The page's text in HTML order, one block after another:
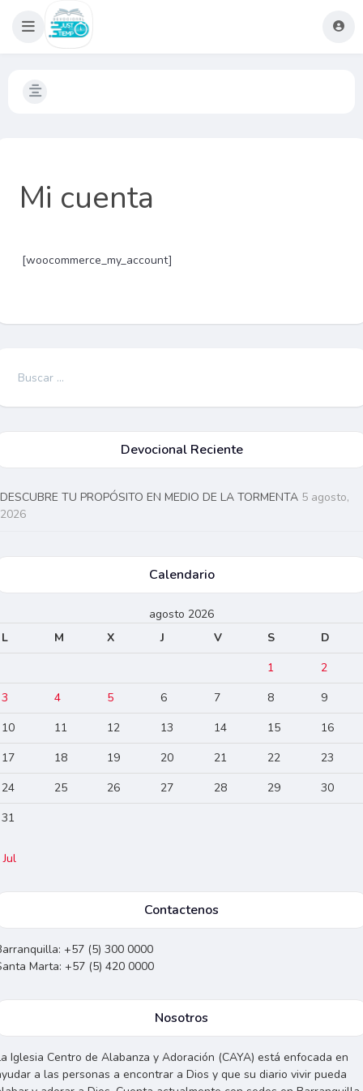
Mi cuenta
[woocommerce_my_account]
Buscar:
Devocional Reciente
DESCUBRE TU PROPÓSITO EN MEDIO DE LA TORMENTA 5 agosto,
2026
Calendario
agosto 2026
L
M X J V S
D
1
2
3
4 5 6 7 8
9
10
11 12 13 14 15
16
17
18 19 20 21 22
23
24
25 26 27 28 29
30
31
Jul
Contactenos
+57 (5) 300 0000
Marta: +57 (5) 420 0000
Nosotros
Iglesia Centro de Alabanza y Adoración (CAYA) está enfocada en
a las personas a encontrar a Dios y que su diario vivir pueda